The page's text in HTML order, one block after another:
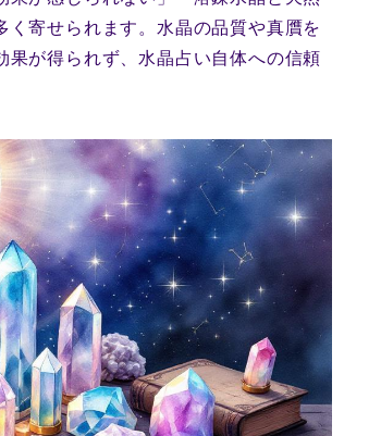
寄せられます。水晶の品質や真贋を
果が得られず、水晶占い自体への信頼